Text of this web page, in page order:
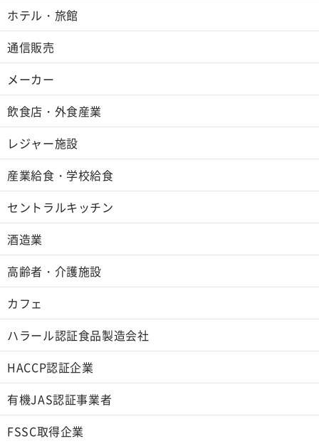
ホテル・旅館
通信販売
メーカー
飲食店・外食産業
レジャー施設
産業給食・学校給食
セントラルキッチン
酒造業
高齢者・介護施設
カフェ
ハラール認証食品製造会社
HACCP認証企業
有機JAS認証事業者
FSSC取得企業